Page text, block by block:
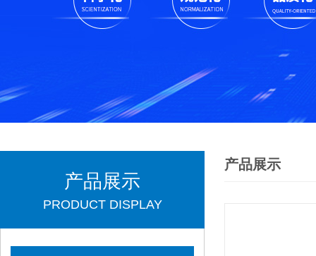
产品展示
PRODUCT DISPLAY
产品展示